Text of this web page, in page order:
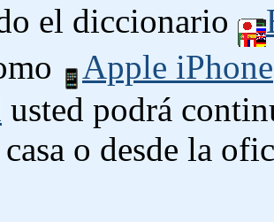
el diccionario
Apple iPhone
usted podrá
o desde la